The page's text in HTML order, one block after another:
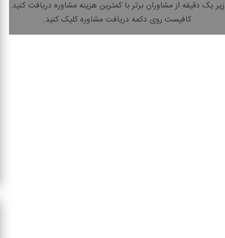
زیر یک دقیقه از مشاوران برتر باکمترین هزینه مشاوره دریافت کنید.
کافیست روی دکمه دریافت مشاوره کلیک کنید.